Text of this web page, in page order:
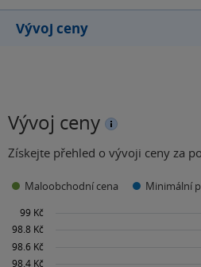
Vývoj ceny
Vývoj ceny
Získejte přehled o vývoji ceny za
Maloobchodní cena Minimální